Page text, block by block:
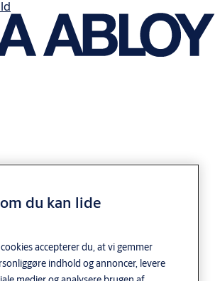
du kan lide
accepterer du, at vi gemmer
indhold og annoncer, levere